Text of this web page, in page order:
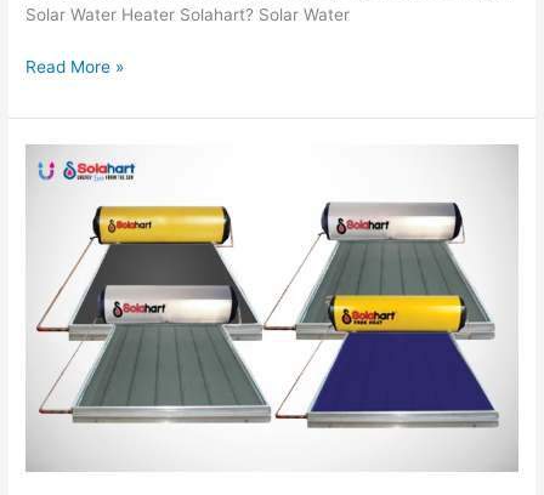
Solar Water Heater Solahart? Solar Water
Read More »
Harga
Pemanas
untuk
Rumah
Tangga